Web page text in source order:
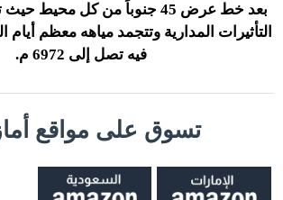
بعد خط عرض 45 جنوباً من كل
التأثيرات المدارية وتتجمد مياهه معظم
فيه تصل إلى 6972 م.
تسوق على مواقع